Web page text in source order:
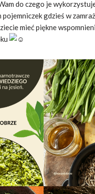
do czego je
pojemniczek gdzieś w
mieć piękne